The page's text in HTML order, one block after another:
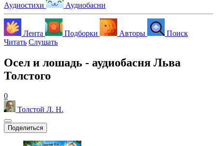
Аудиостихи Аудиобасни
Лента Подборки Авторы
Поиск
Читать Слушать
Осел и лошадь - аудиобасня Льва
Толстого
0
Толстой Л. Н.
Поделиться